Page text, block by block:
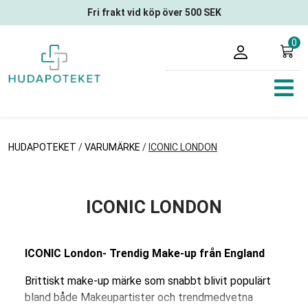
Fri frakt vid köp över 500 SEK
0
HUDAPOTEKET /VARUMÄRKE / ICONIC LONDON
ICONIC LONDON
ICONIC London- Trendig Make-up från England
Brittiskt make-up märke som snabbt blivit populärt
bland både Makeupartister och trendmedvetna